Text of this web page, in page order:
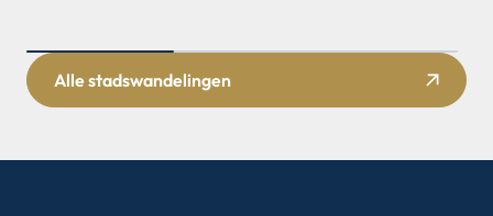
Alle stadswandelingen